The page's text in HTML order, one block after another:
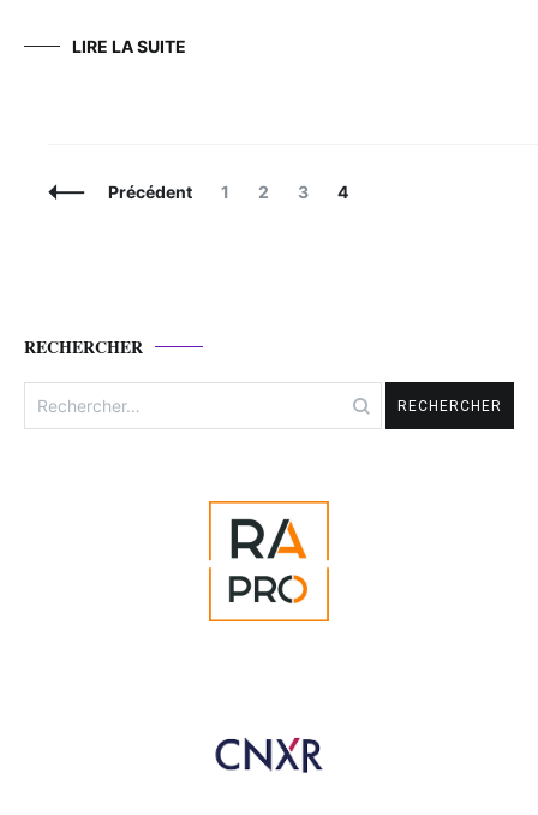
LIRE LA SUITE
NavigationPrécédent Page
1 Page
2 Page
3 Page
4
RECHERCHER